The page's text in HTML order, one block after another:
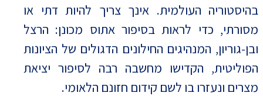
בהיסטוריה העולמית. אינך צריך להיות דתי או
מסורתי, כדי לראות בסיפור אתוס מכונן: הרצל
ובן-גוריון, המנהיגים החילונים הדגולים של הציונות
הפוליטית, הקדישו מחשבה רבה לסיפור יציאת
מצרים ונעזרו בו לשם קידום חזונם הלאומי.